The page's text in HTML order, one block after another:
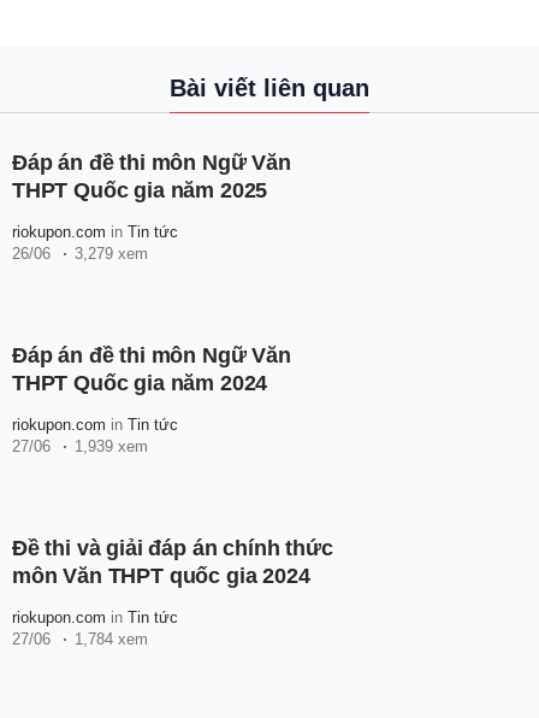
Bài viết liên quan
Đáp án đề thi môn Ngữ Văn
THPT Quốc gia năm 2025
riokupon.com in Tin tức
26/06
3,279 xem
Đáp án đề thi môn Ngữ Văn
THPT Quốc gia năm 2024
riokupon.com in Tin tức
27/06
1,939 xem
Đề thi và giải đáp án chính thức
môn Văn THPT quốc gia 2024
riokupon.com in Tin tức
27/06
1,784 xem